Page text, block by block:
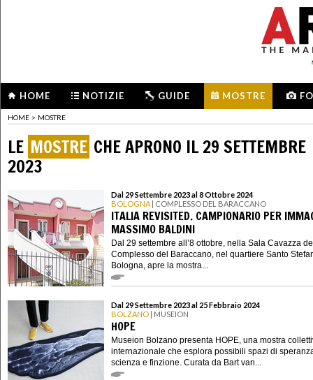
HOME NOTIZIE GUIDE MOSTRE
HOME > MOSTRE
LE MOSTRE CHE APRONO IL 29 SETTEMBRE
2023
Dal 29 Settembre 2023 al 8 Ottobre 2024
BOLOGNA | COMPLESSO DEL BARACCANO
ITALIA REVISITED. CAMPIONARIO PER
MASSIMO BALDINI
Dal 29 settembre all’8 ottobre, nella Sala Cavazza
Complesso del Baraccano, nel quartiere Santo
Bologna, apre la mostra...
Dal 29 Settembre 2023 al 25 Febbraio 2024
BOLZANO | MUSEION
HOPE
Museion Bolzano presenta HOPE, una mostra
internazionale che esplora possibili spazi di
scienza e finzione. Curata da Bart van...